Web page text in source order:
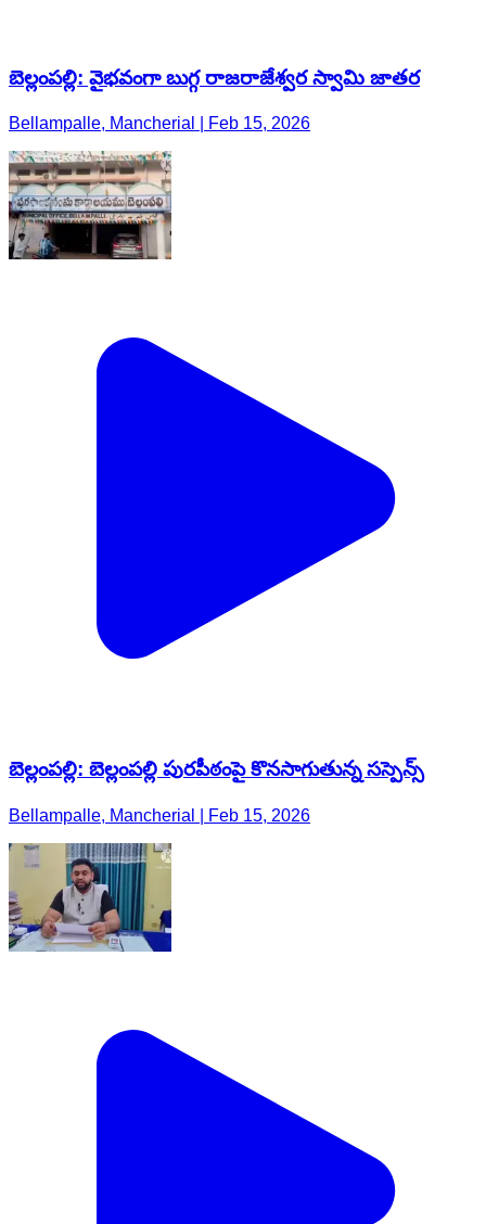
బెల్లంపల్లి: వైభవంగా బుగ్గ రాజరాజేశ్వర స్వామి జాతర
Bellampalle, Mancherial | Feb 15, 2026
బెల్లంపల్లి: బెల్లంపల్లి పురపీఠంపై కొనసాగుతున్న సస్పెన్స్
Bellampalle, Mancherial | Feb 15, 2026